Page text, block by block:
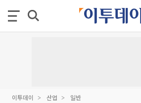
이투데이 산업 일반